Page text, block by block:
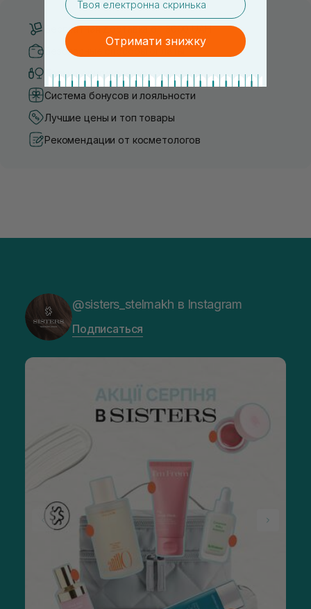
Бесплатная доставка от 3000 UAH
Безопасные способы оплаты
Только оригинальная косметика
Система бонусов и лояльности
Лучшие цены и топ товары
Рекомендации от косметологов
@sisters_stelmakh в Instagram
Подписаться
Отримати знижку